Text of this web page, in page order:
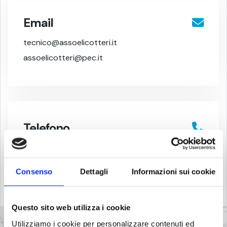
Consenso Dettagli Informazioni sui cookie
Questo sito web utilizza i cookie
Utilizziamo i cookie per personalizzare contenuti ed
Email
tecnico@assoelicotteri.it
assoelicotteri@pec.it
Telefono
+39 334 1005427
+